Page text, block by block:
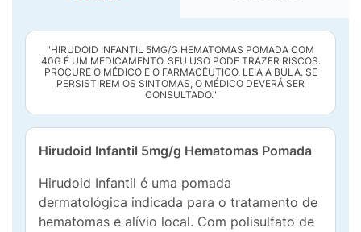
"HIRUDOID INFANTIL 5MG/G HEMATOMAS POMADA COM
40G É UM MEDICAMENTO. SEU USO PODE TRAZER RISCOS.
PROCURE O MÉDICO E O FARMACÊUTICO. LEIA A BULA. SE
PERSISTIREM OS SINTOMAS, O MÉDICO DEVERÁ SER
CONSULTADO."
Hirudoid Infantil 5mg/g Hematomas Pomada
Hirudoid Infantil é uma pomada
dermatológica indicada para o tratamento de
hematomas e alívio local. Com polisulfato de